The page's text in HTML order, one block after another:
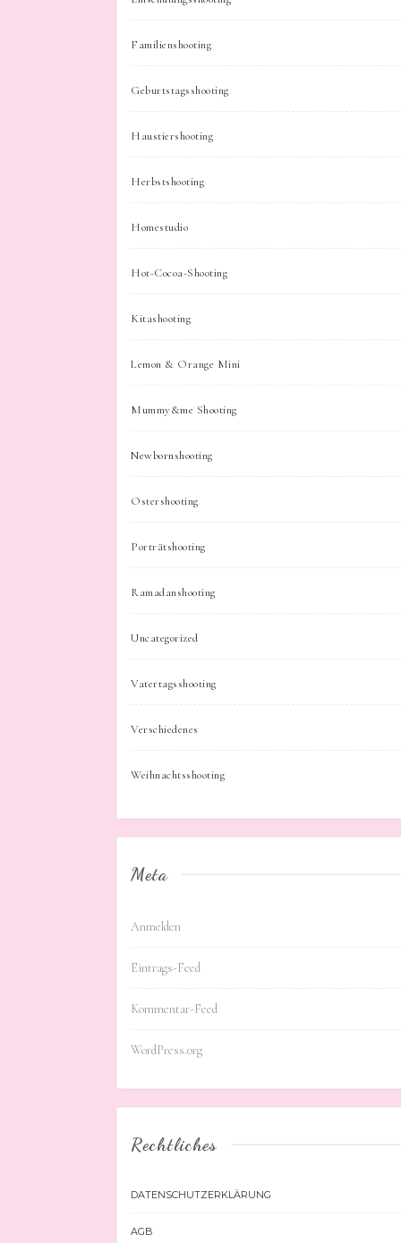
Familienshooting
Geburtstagsshooting
Haustiershooting
Herbstshooting
Homestudio
Hot-Cocoa-Shooting
Kitashooting
Lemon & Orange Mini
Mummy&me Shooting
Newbornshooting
Ostershooting
Porträtshooting
Ramadanshooting
Uncategorized
Vatertagsshooting
Verschiedenes
Weihnachtsshooting
Meta
Anmelden
Eintrags-Feed
Kommentar-Feed
WordPress.org
Rechtliches
DATENSCHUTZERKLÄRUNG
AGB